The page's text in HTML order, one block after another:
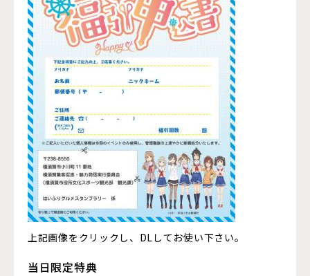
上記画像をクリックし、DLしてお使い下さい。
当日限定特典